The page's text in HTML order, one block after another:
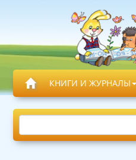
КНИГИ И ЖУРНАЛЫ